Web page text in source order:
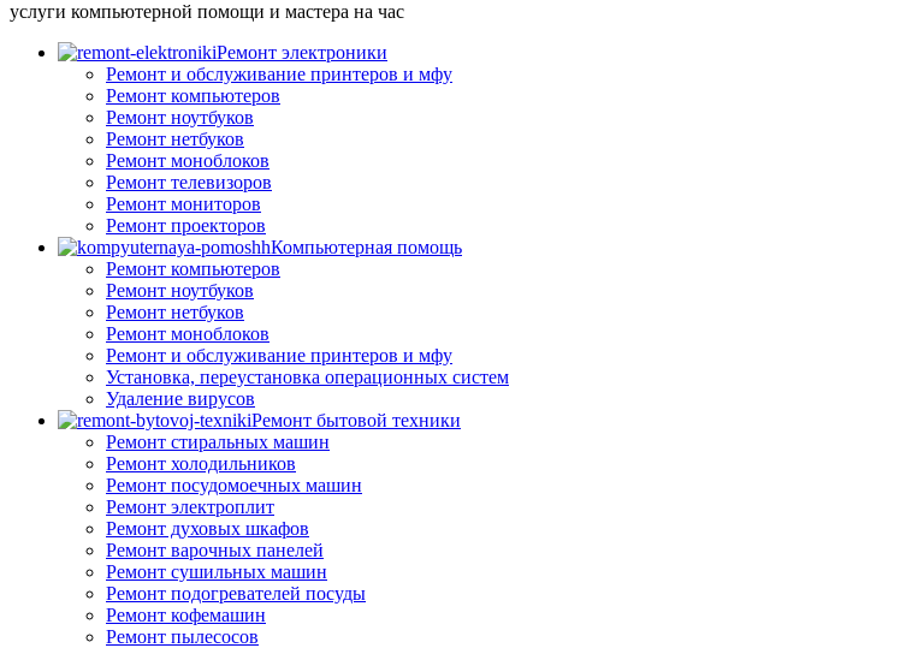
услуги компьютерной помощи и мастера на час
Ремонт электроники
Ремонт и обслуживание принтеров и мфу
Ремонт компьютеров
Ремонт ноутбуков
Ремонт нетбуков
Ремонт моноблоков
Ремонт телевизоров
Ремонт мониторов
Ремонт проекторов
Компьютерная помощь
Ремонт компьютеров
Ремонт ноутбуков
Ремонт нетбуков
Ремонт моноблоков
Ремонт и обслуживание принтеров и мфу
Установка, переустановка операционных систем
Удаление вирусов
Ремонт бытовой техники
Ремонт стиральных машин
Ремонт холодильников
Ремонт посудомоечных машин
Ремонт электроплит
Ремонт духовых шкафов
Ремонт варочных панелей
Ремонт сушильных машин
Ремонт подогревателей посуды
Ремонт кофемашин
Ремонт пылесосов